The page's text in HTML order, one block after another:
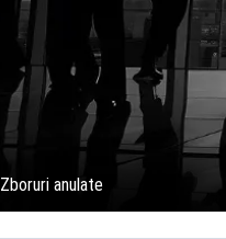
Zboruri anulate